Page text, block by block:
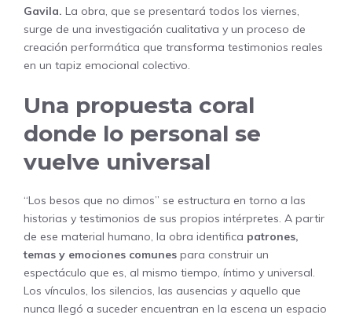
Gavila. La obra, que se presentará todos los viernes,
surge de una investigación cualitativa y un proceso de
creación performática que transforma testimonios reales
en un tapiz emocional colectivo.
Una propuesta coral
donde lo personal se
vuelve universal
“Los besos que no dimos” se estructura en torno a las
historias y testimonios de sus propios intérpretes. A partir
de ese material humano, la obra identifica patrones,
temas y emociones comunes para construir un
espectáculo que es, al mismo tiempo, íntimo y universal.
Los vínculos, los silencios, las ausencias y aquello que
nunca llegó a suceder encuentran en la escena un espacio